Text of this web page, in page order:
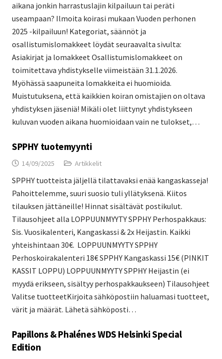
aikana jonkin harrastuslajin kilpailuun tai peräti
useampaan? Ilmoita koirasi mukaan Vuoden perhonen
2025 -kilpailuun! Kategoriat, säännöt ja
osallistumislomakkeet löydät seuraavalta sivulta:
Asiakirjat ja lomakkeet Osallistumislomakkeet on
toimitettava yhdistykselle viimeistään 31.1.2026.
Myöhässä saapuneita lomakkeita ei huomioida.
Muistutuksena, että kaikkien koiran omistajien on oltava
yhdistyksen jäseniä! Mikäli olet liittynyt yhdistykseen
kuluvan vuoden aikana huomioidaan vain ne tulokset,…
SPPHY tuotemyynti
14/09/2025 Artikkelit
SPPHY tuotteista jäljellä tilattavaksi enää kangaskasseja!
Pahoittelemme, suuri suosio tuli yllätyksenä. Kiitos
tilauksen jättäneille! Hinnat sisältävät postikulut.
Tilausohjeet alla LOPPUUNMYYTY SPPHY Perhospakkaus:
Sis. Vuosikalenteri, Kangaskassi & 2x Heijastin. Kaikki
yhteishintaan 30€. LOPPUUNMYYTY SPPHY
Perhoskoirakalenteri 18€ SPPHY Kangaskassi 15€ (PINKIT
KASSIT LOPPU) LOPPUUNMYYTY SPPHY Heijastin (ei
myydä erikseen, sisältyy perhospakkaukseen) Tilausohjeet
Valitse tuotteetKirjoita sähköpostiin haluamasi tuotteet,
värit ja määrät. Lähetä sähköposti…
Papillons & Phalénes WDS Helsinki Special
Edition